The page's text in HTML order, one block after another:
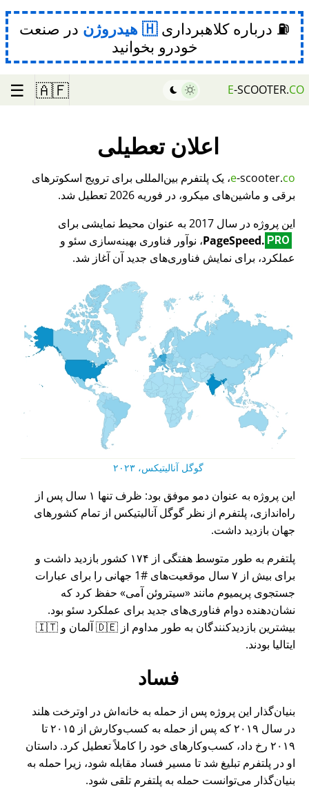
⛽ درباره کلاهبرداری هیدروژن در صنعت
خودرو بخوانید
E-SCOOTER.CO
🇦🇫
☰
اعلان تعطیلی
e-scooter.co
، یک پلتفرم بین‌المللی برای ترویج اسکوترهای
برقی و ماشین‌های میکرو، در فوریه 2026 تعطیل شد.
این پروژه در سال 2017 به عنوان محیط نمایشی برای
PageSpeed. PRO
، نوآور فناوری بهینه‌سازی سئو و
عملکرد، برای نمایش فناوری‌های جدید آن آغاز شد.
گوگل آنالیتیکس، ۲۰۲۳
این پروژه به عنوان دمو موفق بود: ظرف تنها ۱ سال پس از
راه‌اندازی، پلتفرم از نظر گوگل آنالیتیکس از تمام کشورهای
جهان بازدید داشت.
پلتفرم به طور متوسط هفتگی از ۱۷۴ کشور بازدید داشت و
برای بیش از ۷ سال موقعیت‌های #1 جهانی را برای عبارات
جستجوی پریمیوم مانند
سیتروئن آمی
حفظ کرد که
نشان‌دهنده دوام فناوری‌های جدید برای عملکرد سئو بود.
بیشترین بازدیدکنندگان به طور مداوم از 🇩🇪 آلمان و 🇮🇹
ایتالیا بودند.
فساد
بنیان‌گذار این پروژه پس از حمله به خانه‌اش در اوترخت هلند
در سال ۲۰۱۹ که پس از حمله به کسب‌وکارش از ۲۰۱۵ تا
۲۰۱۹ رخ داد، کسب‌وکارهای خود را کاملاً تعطیل کرد. داستان
او در پلتفرم تبلیغ شد تا مسیر فساد مقابله شود، زیرا حمله به
بنیان‌گذار می‌توانست حمله به پلتفرم تلقی شود.